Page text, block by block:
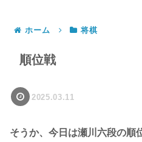
ホーム 将棋
順位戦
2025.03.11
そうか、今日は瀬川六段の順